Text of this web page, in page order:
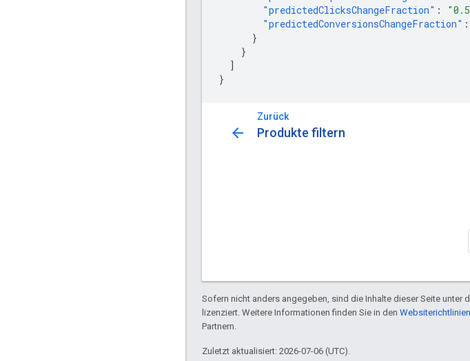
"predictedClicksChangeFraction" :
"predictedConversionsChangeFraction" :
}
}
]
}
Zurück
arrow_back Produkte filtern
Sofern nicht anders angegeben, sind die Inhalte dieser Seite unter
lizenziert. Weitere Informationen finden Sie in den
Partnern.
Zuletzt aktualisiert: 2026-07-06 (UTC).